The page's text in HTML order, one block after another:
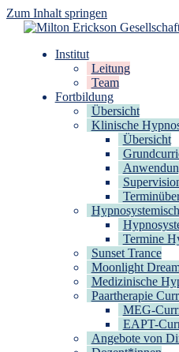
Zum Inhalt springen
Milton Erickson Gesellschaft
für klinische Hypnose –
Institut
Leitung
Team
Fortbildung
Übersicht
Klinische
Übersicht
Termine
Sunset Trance
Moonlight
Medizinische
Paartherapie
MEG-
EAPT-
Angebote von